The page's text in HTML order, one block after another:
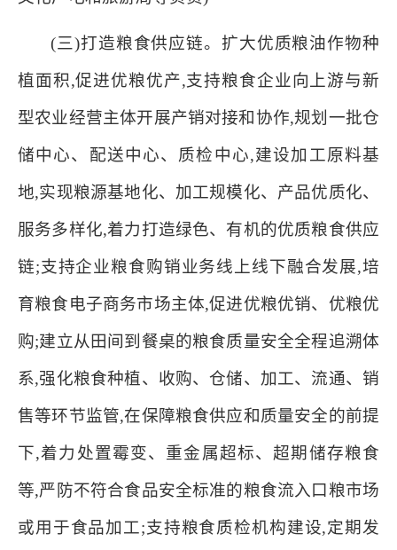
(三)打造粮食供应链。扩大优质粮油作物种
植面积,促进优粮优产,支持粮食企业向上游与新
型农业经营主体开展产销对接和协作,规划一批仓
储中心、配送中心、质检中心,建设加工原料基
地,实现粮源基地化、加工规模化、产品优质化、
服务多样化,着力打造绿色、有机的优质粮食供应
链;支持企业粮食购销业务线上线下融合发展,培
育粮食电子商务市场主体,促进优粮优销、优粮优
购;建立从田间到餐桌的粮食质量安全全程追溯体
系,强化粮食种植、收购、仓储、加工、流通、销
售等环节监管,在保障粮食供应和质量安全的前提
下,着力处置霉变、重金属超标、超期储存粮食
等,严防不符合食品安全标准的粮食流入口粮市场
或用于食品加工;支持粮食质检机构建设,定期发